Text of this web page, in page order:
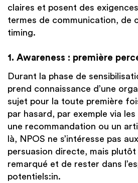
claires et posent des
termes de communication, de
timing.
1. Awareness : première
Durant la phase de
prend connaissance d’une
sujet pour la toute première
par hasard, par exemple via
une recommandation ou un
là, NPOS ne s’intéresse pas
persuasion directe, mais plutôt
remarqué et de rester dans
potentiels:in.